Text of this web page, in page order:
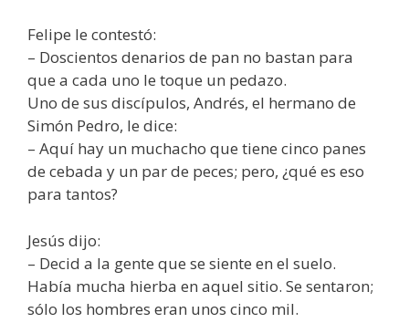
Felipe le contestó:
– Doscientos denarios de pan no bastan para
que a cada uno le toque un pedazo.
Uno de sus discípulos, Andrés, el hermano de
Simón Pedro, le dice:
– Aquí hay un muchacho que tiene cinco panes
de cebada y un par de peces; pero, ¿qué es eso
para tantos?
Jesús dijo:
– Decid a la gente que se siente en el suelo.
Había mucha hierba en aquel sitio. Se sentaron;
sólo los hombres eran unos cinco mil.